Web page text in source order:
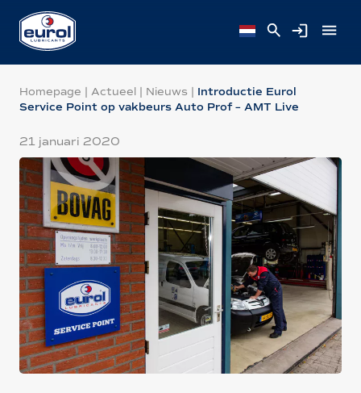
Homepage | Actueel | Nieuws | Introductie Eurol
Service Point op vakbeurs Auto Prof – AMT Live
21 januari 2020